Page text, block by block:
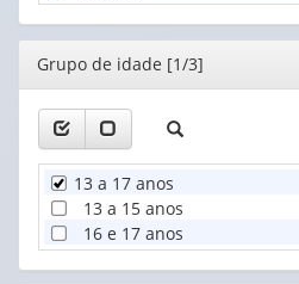
Editor
Grupo de idade [1/3]
13 a 17 anos
13 a 15 anos
16 e 17 anos